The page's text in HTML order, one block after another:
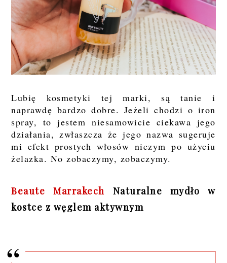
Lubię kosmetyki tej marki, są tanie i
naprawdę bardzo dobre. Jeżeli chodzi o iron
spray, to jestem niesamowicie ciekawa jego
działania, zwłaszcza że jego nazwa sugeruje
mi efekt prostych włosów niczym po użyciu
żelazka. No zobaczymy, zobaczymy.
Beaute Marrakech Naturalne mydło w
kostce z węglem aktywnym